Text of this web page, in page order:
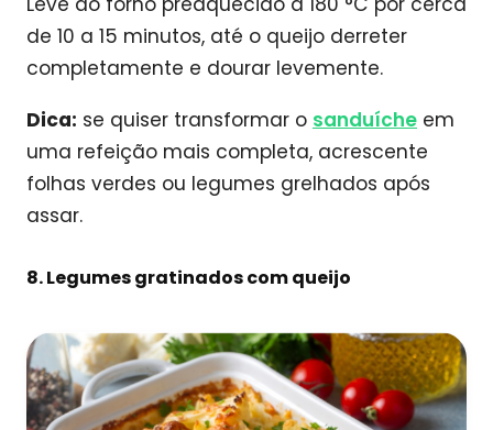
de 10 a 15 minutos, até o queijo derreter
completamente e dourar levemente.
Dica: se quiser transformar o sanduíche em
uma refeição mais completa, acrescente
folhas verdes ou legumes grelhados após
assar.
8. Legumes gratinados com queijo